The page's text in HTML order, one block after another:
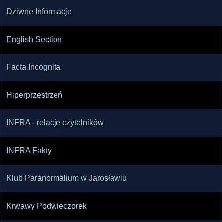
chce zmienić swoje życie, powinien pracować
programem. W takiej perspektywie świat
ucieczką od odpowiedzialności, ile narzędziem
Dziwne Informacje
English Section
Facta Incognita
Hiperprzestrzeń
INFRA - relacje czytelników
INFRA Fakty
Klub Paranormalium w Jarosławiu
Krwawy Podwieczorek